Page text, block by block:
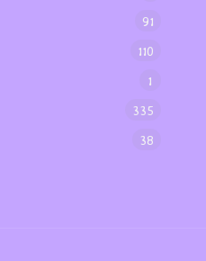
91
110
1
335
38